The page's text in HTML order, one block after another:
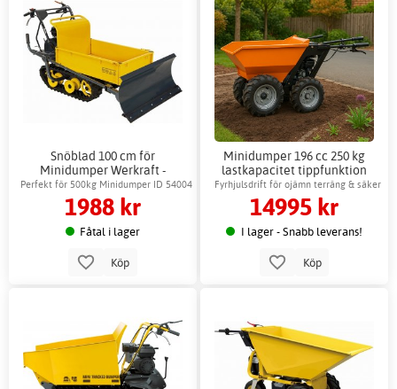
Snöblad 100 cm för
Minidumper Werkraft -
Trädgårdsmaskiner
Perfekt för 500kg Minidumper ID 54004
1988 kr
Fåtal i lager
Köp
Minidumper 196 cc 250 kg
lastkapacitet tippfunktion
trädgårdsmaskin
Fyrhjulsdrift för ojämn terräng & säker
transport
14995 kr
I lager - Snabb leverans!
Köp